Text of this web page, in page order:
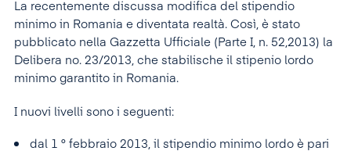
La recentemente discussa modifica del stipendio
minimo in Romania e diventata realtà. Così, è stato
pubblicato nella Gazzetta Ufficiale (Parte I, n. 52,2013) la
Delibera no. 23/2013, che stabilische il stipenio lordo
minimo garantito in Romania.
I nuovi livelli sono i seguenti:
dal 1 ° febbraio 2013, il stipendio minimo lordo è pari